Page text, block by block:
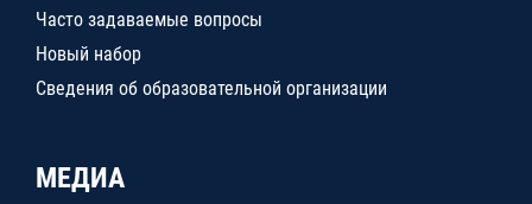
Часто задаваемые вопросы
Новый набор
Сведения об образовательной организации
МЕДИА